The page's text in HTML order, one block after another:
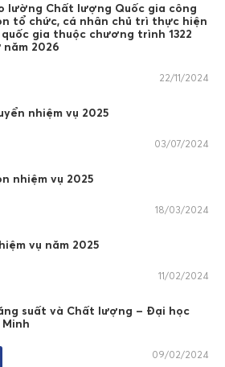
lường Chất lượng Quốc gia công
tổ chức, cá nhân chủ trì thực hiện
quốc gia thuộc chương trình 1322
2026
22/11/2024
nhiệm vụ 2025
03/07/2024
nhiệm vụ 2025
18/03/2024
vụ năm 2025
11/02/2024
suất và Chất lượng – Đại học
Minh
09/02/2024